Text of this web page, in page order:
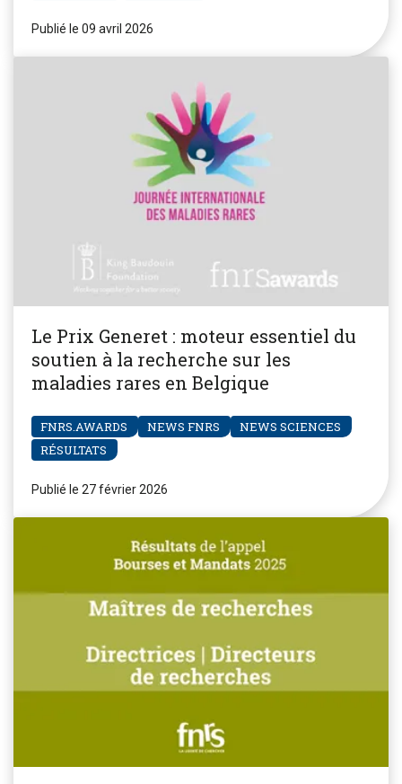
Publié le 09 avril 2026
Le Prix Generet : moteur essentiel du
soutien à la recherche sur les
maladies rares en Belgique
FNRS.AWARDS NEWS FNRS
NEWS SCIENCES
RÉSULTATS
Publié le 27 février 2026